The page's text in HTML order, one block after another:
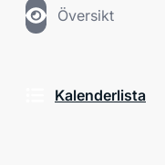
Översikt
Kalenderlista